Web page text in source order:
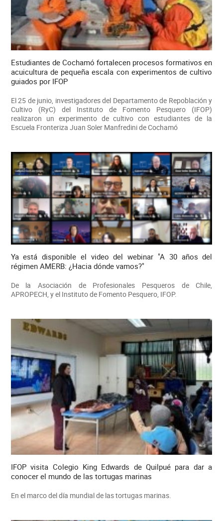
Estudiantes de Cochamó fortalecen procesos formativos en
acuicultura de pequeña escala con experimentos de cultivo
guiados por IFOP
El 25 de junio, investigadores del Departamento de Repoblación y
Cultivo (RyC) del Instituto de Fomento Pesquero (IFOP)
realizaron un experimento de cultivo con estudiantes de la
Escuela Fronteriza Juan Soler Manfredini de Cochamó
Ya está disponible el video del webinar "A 30 años del
régimen AMERB: ¿Hacia dónde vamos?"
De la Asociación de Profesionales Pesqueros de Chile,
APROPECH, y el Instituto de Fomento Pesquero, IFOP.
IFOP visita Colegio King Edwards de Quilpué para dar a
conocer el mundo de las tortugas marinas
En el marco del día mundial de las tortugas marinas.